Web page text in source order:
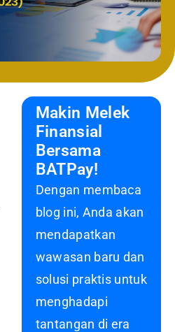
Makin Melek
Finansial
Bersama
BATPay!
Dengan membaca
blog ini, Anda akan
mendapatkan
wawasan baru dan
solusi praktis untuk
menghadapi
tantangan di era